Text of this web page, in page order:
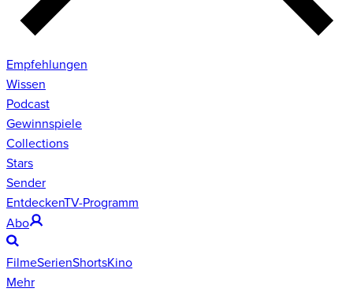
Empfehlungen
Wissen
Podcast
Gewinnspiele
Collections
Stars
Sender
EntdeckenTV-Programm
Abo
FilmeSerienShortsKino
Mehr